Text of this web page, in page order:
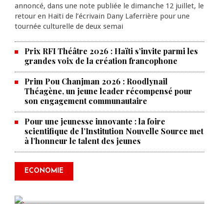
annoncé, dans une note publiée le dimanche 12 juillet, le
retour en Haïti de l’écrivain Dany Laferrière pour une
tournée culturelle de deux semai
Prix RFI Théâtre 2026 : Haïti s’invite parmi les
grandes voix de la création francophone
Prim Pou Chanjman 2026 : Roodlynail
Théagène, un jeune leader récompensé pour
son engagement communautaire
Pour une jeunesse innovante : la foire
scientifique de l’Institution Nouvelle Source met
à l’honneur le talent des jeunes
ECONOMIE
Produire le savoir pour
transformer Haïti : BRH lance la
2ᵉ édition de ses Journées
scientifiques